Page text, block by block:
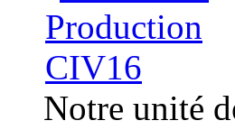
Notre unité